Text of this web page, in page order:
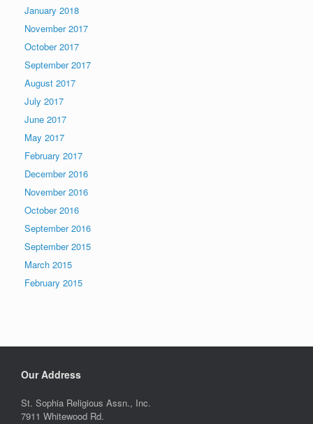
January 2018
November 2017
October 2017
September 2017
August 2017
July 2017
June 2017
May 2017
February 2017
December 2016
November 2016
October 2016
September 2016
September 2015
March 2015
February 2015
Our Address
St. Sophia Religious Assn., Inc.
7911 Whitewood Rd.